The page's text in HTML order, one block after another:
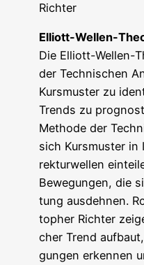
Richter
Elliott-Wel­len-
Die Elliott-Wel­len-
der Tech­ni­schen
Kurs­mus­ter zu
Trends zu
Metho­de der
sich Kurs­mus­ter
rek­tur­wel­len
Bewe­gun­gen, die
tung aus­deh­nen.
to­pher Rich­ter
cher Trend
gun­gen erken­nen